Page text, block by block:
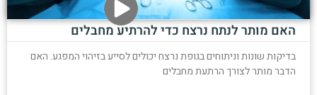
האם מותר לנתח נרצח כדי להרתיע מחבלים
בדיקות שונות וניתוחים בגופת נרצח יכולים לסייע בזיהוי המפגע. האם
הדבר מותר לצורך הרתעת מחבלים